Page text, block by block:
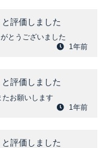
と評価しました
とうございました
1年前
と評価しました
たお願いします
1年前
と評価しました